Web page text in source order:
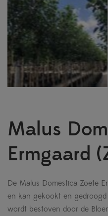
Malus
Ermgaard
De Malus Domestica Zoete
en kan gekookt en
wordt bestoven door de